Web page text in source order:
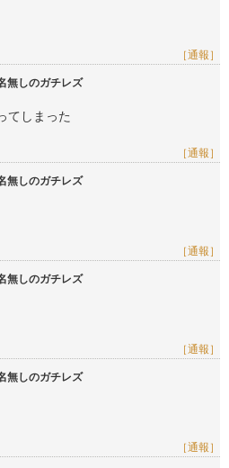
［通報］
無しのガチレズ
てしまった
［通報］
無しのガチレズ
［通報］
無しのガチレズ
［通報］
無しのガチレズ
［通報］